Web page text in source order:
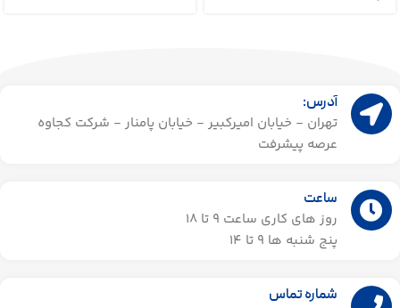
آدرس:
تهران - خیابان امیرکبیر - خیابان پامنار - شرکت کجاوه
عرصه پیشرفت
ساعت
روز های کاری ساعت ۹ تا 18
پنج شنبه ها 9 تا 14​
شماره تماس